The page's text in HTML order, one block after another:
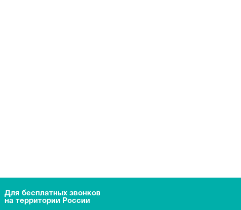
Для бесплатных звонков
на территории России